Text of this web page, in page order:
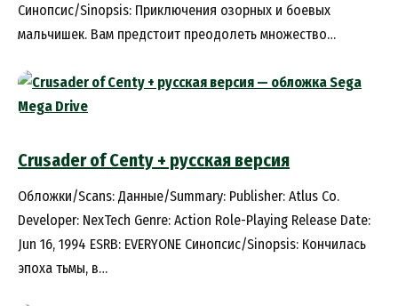
Синопсис/Sinopsis: Приключения озорных и боевых
мальчишек. Вам предстоит преодолеть множество…
Crusader of Centy + русская версия
Обложки/Scans: Данные/Summary: Publisher: Atlus Co.
Developer: NexTech Genre: Action Role-Playing Release Date:
Jun 16, 1994 ESRB: EVERYONE Синопсис/Sinopsis: Кончилась
эпоха тьмы, в…